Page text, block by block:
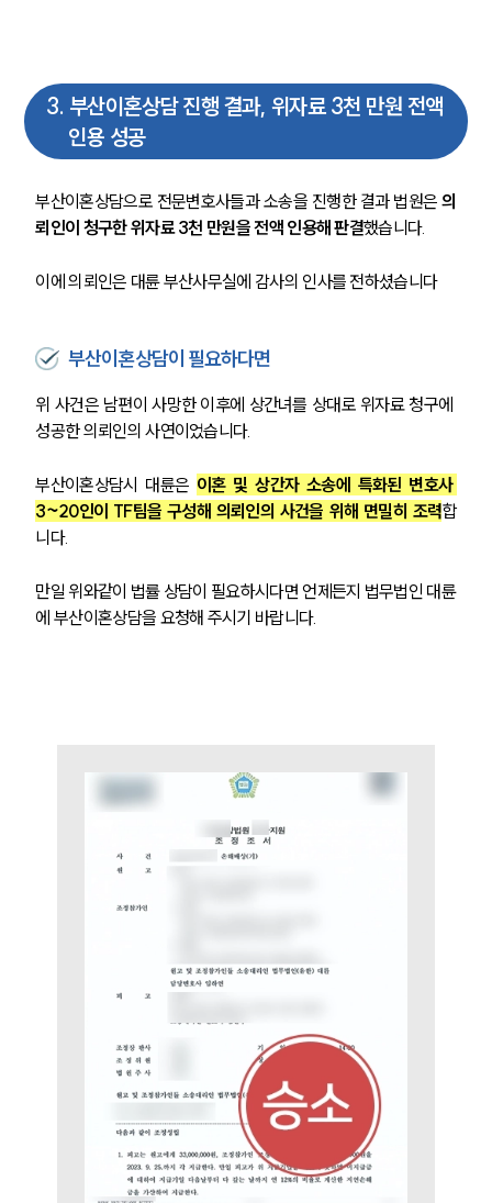
부소개
대륜의 강점
오시는 길
글로벌 파트너 로펌
통합검색
AI대륜
이혼 주요 업무사례
사례분석/최신동향
업무분야
업무
전체
이혼 양육비계산기
구성원 소개
이혼전문변호사
소식/자료
언론보도
공지사항
법률 블로그
법률서식
3. 부산이혼상담 진행 결과, 위자료 3천 만원 전액
인용 성공
부산이혼상담으로 전문변호사들과 소송을 진행한 결과 법원은 의
뢰인이 청구한 위자료 3천 만원을 전액 인용해 판결했습니다.
이에 의뢰인은 대륜 부산사무실에 감사의 인사를 전하셨습니다
부산이혼상담이 필요하다면
위 사건은 남편이 사망한 이후에 상간녀를 상대로 위자료 청구에
성공한 의뢰인의 사연이었습니다.
부산이혼상담시 대륜은 이혼 및 상간자 소송에 특화된 변호사
3~20인이 TF팀을 구성해 의뢰인의 사건을 위해 면밀히 조력합
니다.
만일 위와같이 법률 상담이 필요하시다면 언제든지 법무법인 대륜
에 부산이혼상담을 요청해 주시기 바랍니다.